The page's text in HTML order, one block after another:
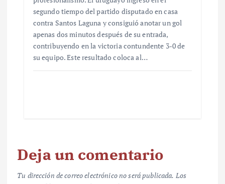
segundo tiempo del partido disputado en casa
contra Santos Laguna y consiguió anotar un gol
apenas dos minutos después de su entrada,
contribuyendo en la victoria contundente 3-0 de
su equipo. Este resultado coloca al…
Deja un comentario
Tu dirección de correo electrónico no será publicada. Los